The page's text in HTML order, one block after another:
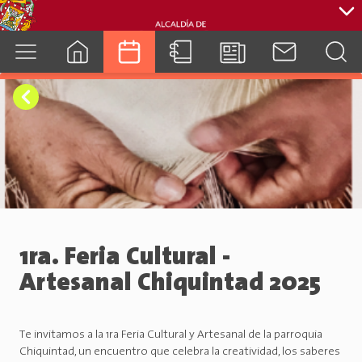
1ra. Feria Cultural -
Artesanal Chiquintad 2025
Te invitamos a la 1ra Feria Cultural y Artesanal de la parroquia
Chiquintad, un encuentro que celebra la creatividad, los saberes